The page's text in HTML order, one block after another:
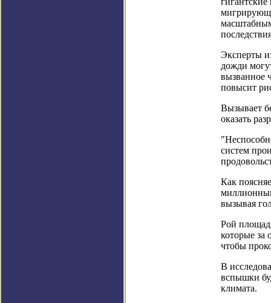
Эксперты
дожди
вызванное
повысит
Вызывает
оказать
систем
Как
вызывая
Рой
которые за
чтобы
В
вспышки
климата.